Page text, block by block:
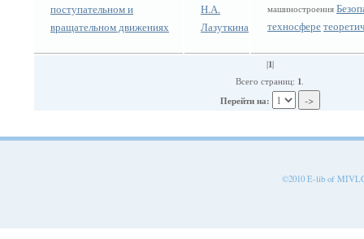
поступательном и
вращательном движениях
Н.А.
Лазуткина
машиностроения
техносфере
|1|
Всего страниц: 1.
Перейти на:
©2010 E-lib of